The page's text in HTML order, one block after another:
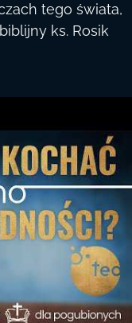
tego świata,
ks. Rosik